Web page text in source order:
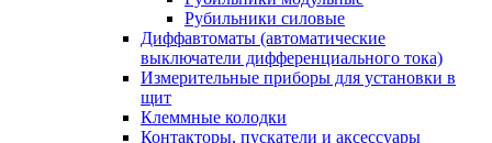
Рубильники силовые
Диффавтоматы (автоматические
выключатели дифференциального тока)
Измерительные приборы для установки в
щит
Клеммные колодки
Контакторы, пускатели и аксессуары